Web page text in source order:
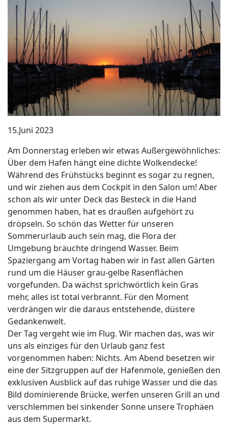
15.Juni 2023
Am Donnerstag erleben wir etwas Außergewöhnliches:
Über dem Hafen hängt eine dichte Wolkendecke!
Während des Frühstücks beginnt es sogar zu regnen,
und wir ziehen aus dem Cockpit in den Salon um! Aber
schon als wir unter Deck das Besteck in die Hand
genommen haben, hat es draußen aufgehört zu
dröpseln. So schön das Wetter für unseren
Sommerurlaub auch sein mag, die Flora der
Umgebung bräuchte dringend Wasser. Beim
Spaziergang am Vortag haben wir in fast allen Gärten
rund um die Häuser grau-gelbe Rasenflächen
vorgefunden. Da wächst sprichwörtlich kein Gras
mehr, alles ist total verbrannt. Für den Moment
verdrängen wir die daraus entstehende, düstere
Gedankenwelt.
Der Tag vergeht wie im Flug. Wir machen das, was wir
uns als einziges für den Urlaub ganz fest
vorgenommen haben: Nichts. Am Abend besetzen wir
eine der Sitzgruppen auf der Hafenmole, genießen den
exklusiven Ausblick auf das ruhige Wasser und die das
Bild dominierende Brücke, werfen unseren Grill an und
verschlemmen bei sinkender Sonne unsere Trophäen
aus dem Supermarkt.